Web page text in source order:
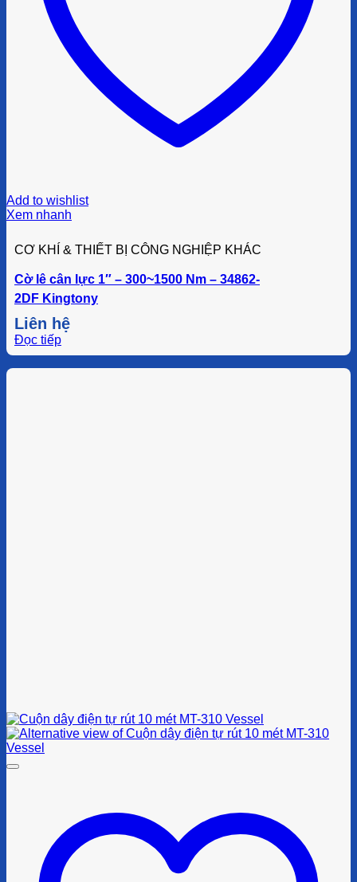
Add to wishlist
Xem nhanh
CƠ KHÍ & THIẾT BỊ CÔNG NGHIỆP KHÁC
Cờ lê cân lực 1″ – 300~1500 Nm – 34862-
2DF Kingtony
Liên hệ
Đọc tiếp